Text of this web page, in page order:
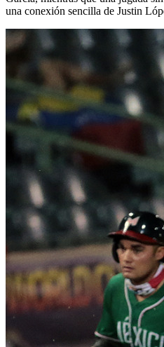
una conexión sencilla de Justin